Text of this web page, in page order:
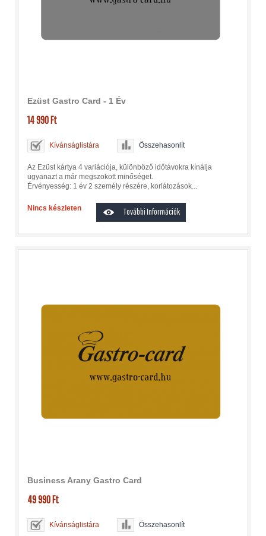
Ezüst Gastro Card - 1 Év
14 990 Ft
Kívánságlistára Összehasonlít
Az Ezüst kártya 4 variációja, különböző időtávokra kínálja
ugyanazt a már megszokott minőséget.
Érvényesség: 1 év 2 személy részére, korlátozások...
Nincs készleten További Információk
Business Arany Gastro Card
49 990 Ft
Kívánságlistára Összehasonlít